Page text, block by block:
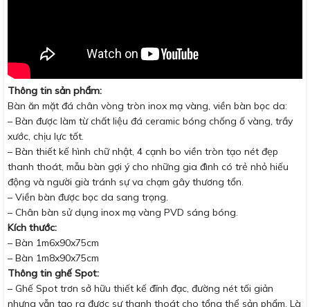
Thông tin sản phẩm:
Bàn ăn mặt đá chân vòng tròn inox mạ vàng, viền bàn bọc da:
– Bàn được làm từ chất liệu đá ceramic bóng chống ố vàng, trầy
xước, chịu lực tốt.
– Bàn thiết kế hình chữ nhật, 4 cạnh bo viền tròn tạo nét đẹp
thanh thoát, mẫu bàn gợi ý cho những gia đình có trẻ nhỏ hiếu
động và người già tránh sự va chạm gây thương tổn.
– Viền bàn được bọc da sang trọng.
– Chân bàn sử dụng inox mạ vàng PVD sáng bóng.
Kích thước:
– Bàn 1m6x90x75cm
– Bàn 1m8x90x75cm
Thông tin ghế Spot:
– Ghế Spot trơn sở hữu thiết kế đĩnh đạc, đường nét tối giản
nhưng vẫn tạo ra được sự thanh thoát cho tổng thể sản phẩm. Là